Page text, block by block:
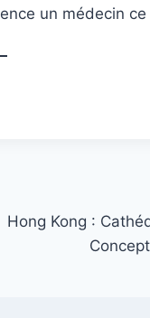
un médecin
Hong Kong :